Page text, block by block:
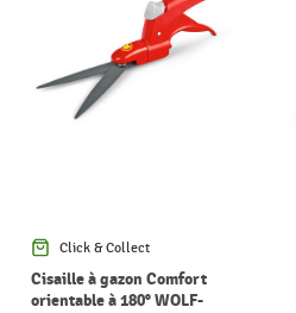
Click & Collect
Cisaille à gazon Comfort
orientable à 180° WOLF-